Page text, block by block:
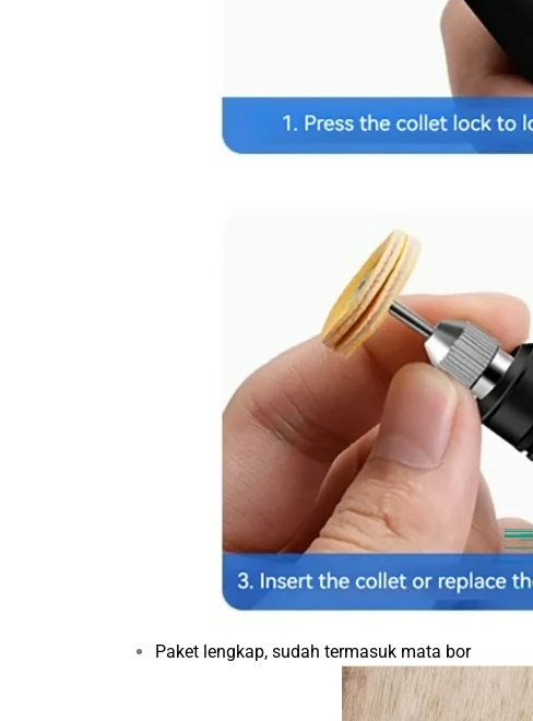
Paket lengkap, sudah termasuk mata bor